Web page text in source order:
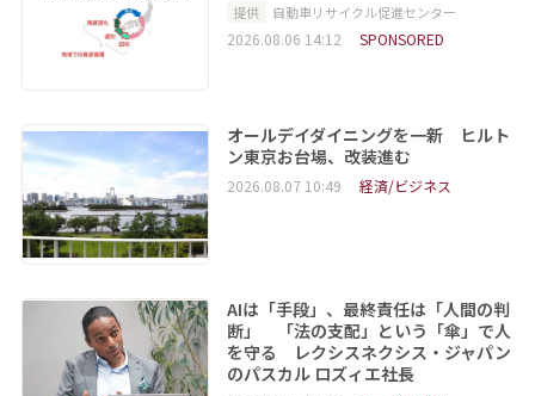
提供 自動車リサイクル促進センター
2026.08.06 14:12 SPONSORED
オールデイダイニングを一新 ヒルト
ン東京お台場、改装進む
2026.08.07 10:49 経済/ビジネス
AIは「手段」、最終責任は「人間の判
断」 「法の支配」という「傘」で人
を守る レクシスネクシス・ジャパン
のパスカル ロズィエ社長